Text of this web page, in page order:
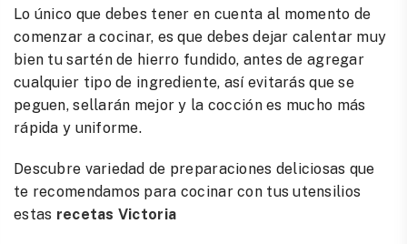
Lo único que debes tener en cuenta al momento de
comenzar a cocinar, es que debes dejar calentar muy
bien tu sartén de hierro fundido, antes de agregar
cualquier tipo de ingrediente, así evitarás que se
peguen, sellarán mejor y la cocción es mucho más
rápida y uniforme.
Descubre variedad de preparaciones deliciosas que
te recomendamos para cocinar con tus utensilios
estas recetas Victoria